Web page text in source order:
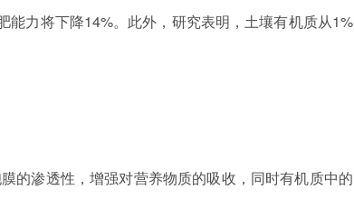
力将下降14%。此外，研究表明，土壤有机质从1%
的渗透性，增强对营养物质的吸收，同时有机质中的